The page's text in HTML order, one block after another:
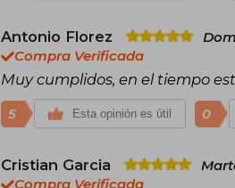
Antonio Florez
Compra Verificada
Muy cumplidos, en el tiempo
5 Esta opinión es útil 0
Cristian Garcia
Compra Verificada